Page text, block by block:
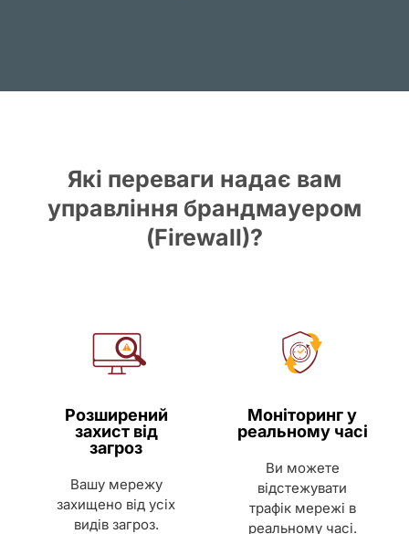
Які переваги надає вам
управління брандмауером
(Firewall)?
Розширений
захист від
загроз
Вашу мережу
захищено від усіх
видів загроз.
Моніторинг у
реальному часі
Ви можете
відстежувати
трафік мережі в
реальному часі.